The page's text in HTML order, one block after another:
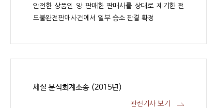
안전한 상품인 양 판매한 판매사를 상대로 제기한 펀
드불완전판매사건에서 일부 승소 판결 확정
세실 분식회계소송 (2015년)
관련기사 보기